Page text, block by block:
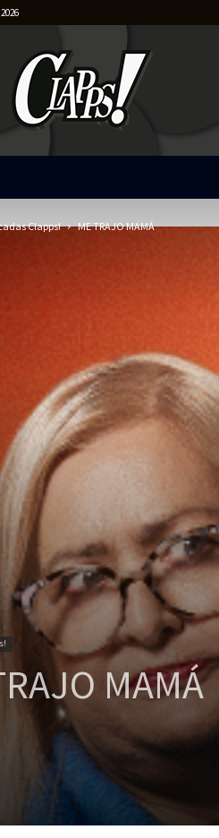
Clapps! ME TRAJO MAMÁ
MAMÁ